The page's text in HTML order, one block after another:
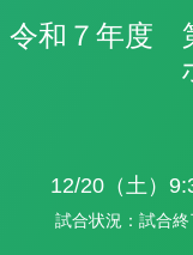
令和７年度
12/20（土）
試合状況：試合終